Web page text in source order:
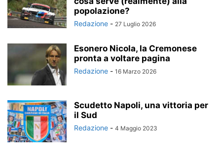
popolazione?
Redazione - 27 Luglio 2026
Esonero Nicola, la Cremonese
pronta a voltare pagina
Redazione - 16 Marzo 2026
Scudetto Napoli, una vittoria per
il Sud
Redazione - 4 Maggio 2023